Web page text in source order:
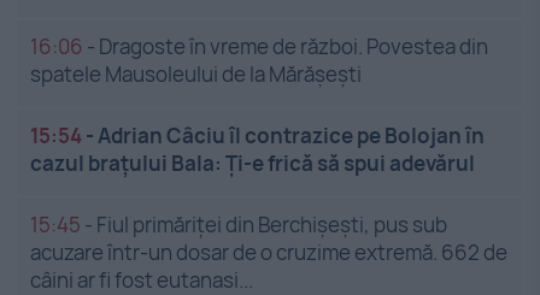
16:06 - Dragoste în vreme de război. Povestea din
spatele Mausoleului de la Mărășești
15:54-Adrian Câciu îl contrazice pe Bolojan în
cazul brațului Bala: Ți-e frică să spui adevărul
15:45 - Fiul primăriței din Berchișești, pus sub
acuzare într-un dosar de o cruzime extremă. 662 de
câini ar fi fost eutanasi...